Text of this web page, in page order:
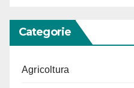
Categorie
Agricoltura